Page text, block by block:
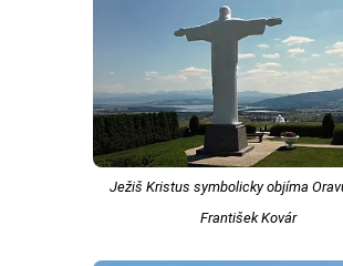
Ježiš Kristus symbolicky objíma
František Kovár